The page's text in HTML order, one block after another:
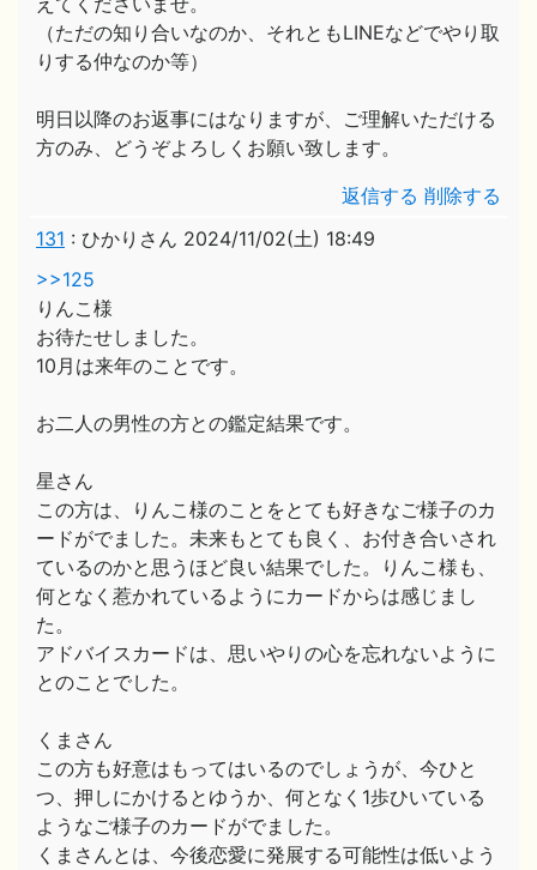
（ただの知り合いなのか、それともLINEなどでやり取
りする仲なのか等）
明日以降のお返事にはなりますが、ご理解いただける
方のみ、どうぞよろしくお願い致します。
返信する 削除する
131 : ひかりさん 2024/11/02(土) 18:49
>>125
りんこ様
お待たせしました。
10月は来年のことです。
お二人の男性の方との鑑定結果です。
星さん
この方は、りんこ様のことをとても好きなご様子のカ
ードがでました。未来もとても良く、お付き合いされ
ているのかと思うほど良い結果でした。りんこ様も、
何となく惹かれているようにカードからは感じまし
た。
アドバイスカードは、思いやりの心を忘れないように
とのことでした。
くまさん
この方も好意はもってはいるのでしょうが、今ひと
つ、押しにかけるとゆうか、何となく1歩ひいている
ようなご様子のカードがでました。
くまさんとは、今後恋愛に発展する可能性は低いよう